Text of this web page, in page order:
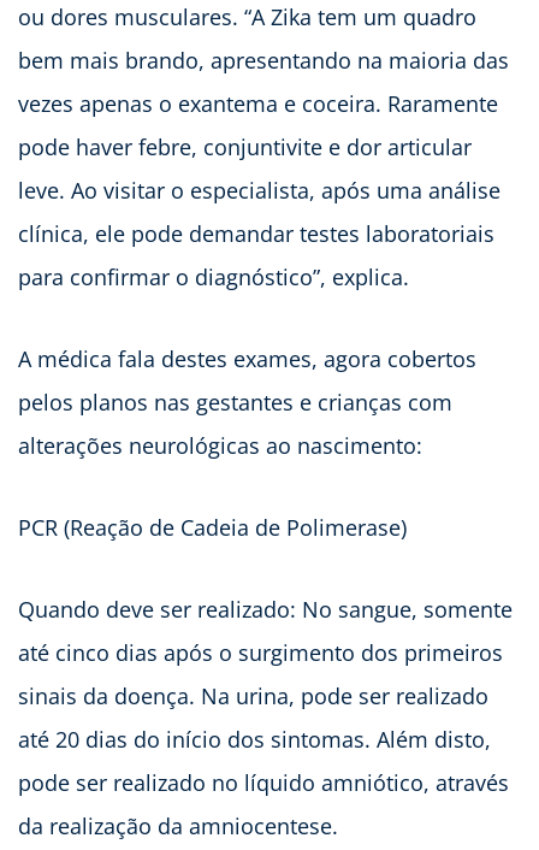
ou dores musculares. “A Zika tem um quadro
bem mais brando, apresentando na maioria das
vezes apenas o exantema e coceira. Raramente
pode haver febre, conjuntivite e dor articular
leve. Ao visitar o especialista, após uma análise
clínica, ele pode demandar testes laboratoriais
para confirmar o diagnóstico”, explica.
A médica fala destes exames, agora cobertos
pelos planos nas gestantes e crianças com
alterações neurológicas ao nascimento:
PCR (Reação de Cadeia de Polimerase)
Quando deve ser realizado: No sangue, somente
até cinco dias após o surgimento dos primeiros
sinais da doença. Na urina, pode ser realizado
até 20 dias do início dos sintomas. Além disto,
pode ser realizado no líquido amniótico, através
da realização da amniocentese.